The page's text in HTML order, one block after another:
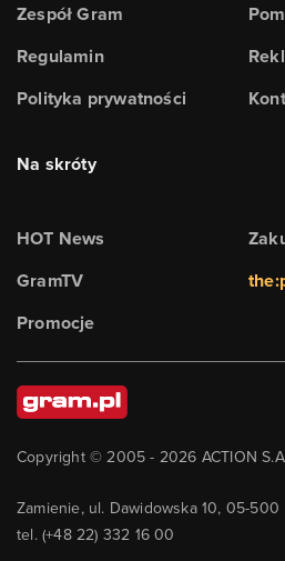
Zespół Gram
Regulamin
Polityka prywatności
Na skróty
HOT News
GramTV
Promocje
Copyright © 2005 - 2026 ACTION
Zamienie, ul. Dawidowska 10, 05-500
tel. (+48 22) 332 16 00